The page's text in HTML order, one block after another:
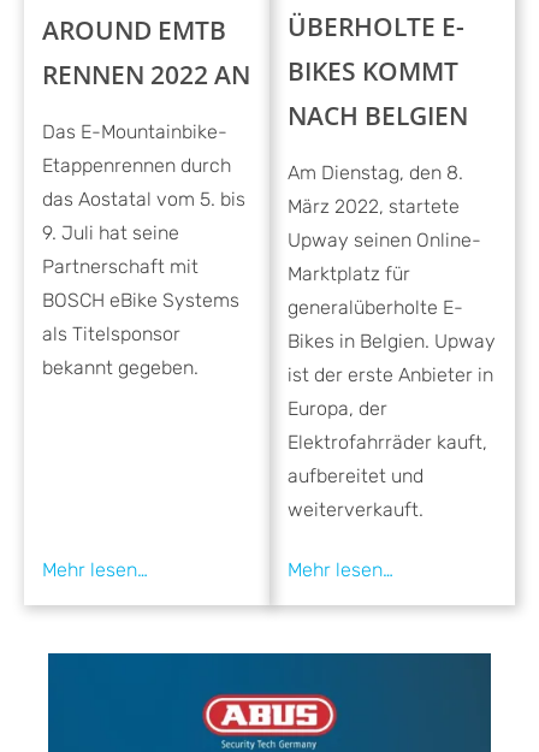
AROUND EMTB
RENNEN 2022 AN
Das E-Mountainbike-
Etappenrennen durch
das Aostatal vom 5. bis
9. Juli hat seine
Partnerschaft mit
BOSCH eBike Systems
als Titelsponsor
bekannt gegeben.
ÜBERHOLTE E-
BIKES KOMMT
NACH BELGIEN
Am Dienstag, den 8.
März 2022, startete
Upway seinen Online-
Marktplatz für
generalüberholte E-
Bikes in Belgien. Upway
ist der erste Anbieter in
Europa, der
Elektrofahrräder kauft,
aufbereitet und
weiterverkauft.